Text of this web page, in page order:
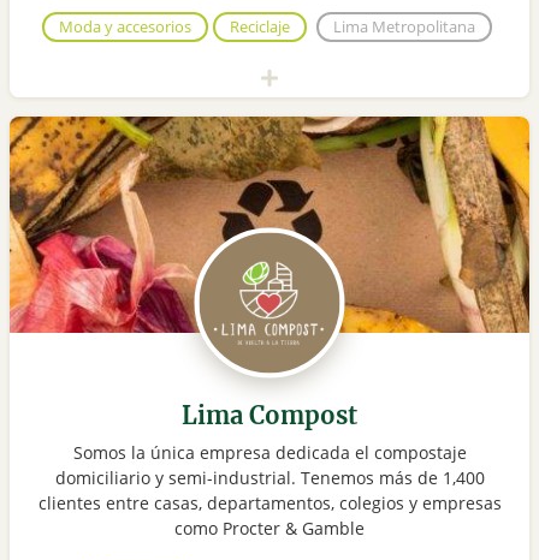
Moda y accesorios Reciclaje Lima Metropolitana
Lima Compost
Somos la única empresa dedicada el compostaje
domiciliario y semi-industrial. Tenemos más de 1,400
clientes entre casas, departamentos, colegios y empresas
como Procter & Gamble